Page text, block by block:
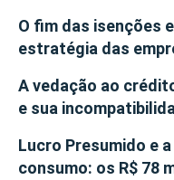
O fim das isenções
estratégia das
A vedação ao
e sua
Lucro Presumido e
consumo: os R$ 78